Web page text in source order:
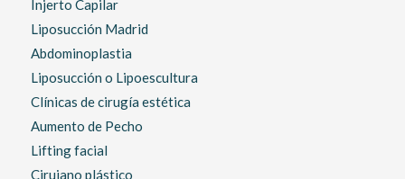
Injerto Capilar
Liposucción Madrid
Abdominoplastia
Liposucción o Lipoescultura
Clínicas de cirugía estética
Aumento de Pecho
Lifting facial
Cirujano plástico